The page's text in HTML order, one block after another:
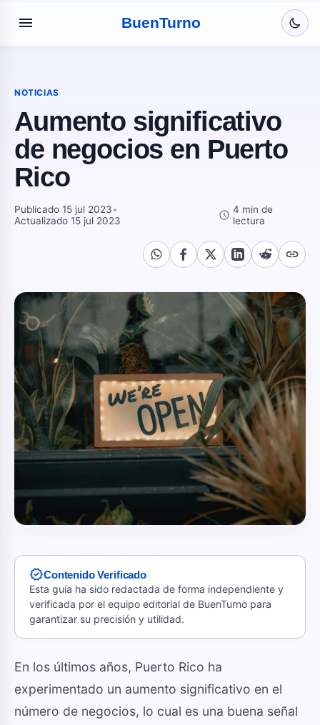
menu BuenTurno
NOTICIAS
Aumento significativo
de negocios en Puerto
Rico
Publicado 15 jul 2023•
Actualizado 15 jul 2023
schedule 4 min de
lectura
link
verifiedContenido Verificado
Esta guía ha sido redactada de forma independiente y
verificada por el equipo editorial de BuenTurno para
garantizar su precisión y utilidad.
En los últimos años, Puerto Rico ha
experimentado un aumento significativo en el
número de negocios, lo cual es una buena señal